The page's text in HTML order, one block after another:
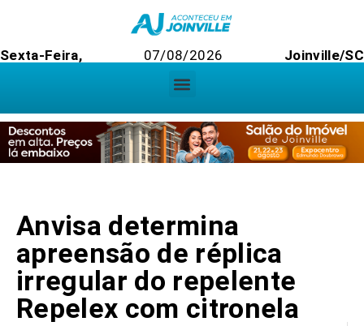
Sexta-Feira, 07/08/2026 Joinville/SC
Anvisa determina
apreensão de réplica
irregular do repelente
Repelex com citronela